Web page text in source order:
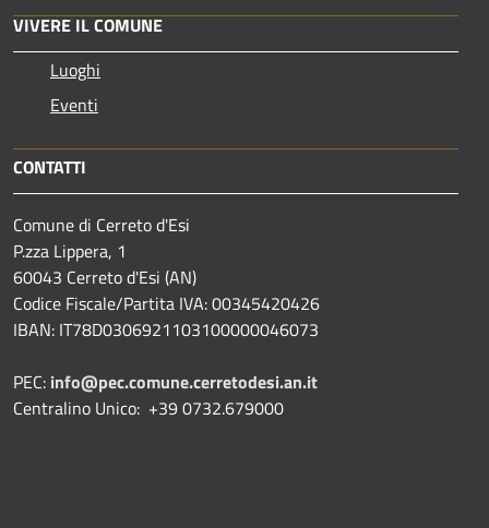
VIVERE IL COMUNE
Luoghi
Eventi
CONTATTI
Comune di Cerreto d'Esi
P.zza Lippera, 1
60043 Cerreto d'Esi (AN)
Codice Fiscale/Partita IVA: 00345420426
IBAN: IT78D0306921103100000046073
PEC: info@pec.comune.cerretodesi.an.it
Centralino Unico: +39 0732.679000